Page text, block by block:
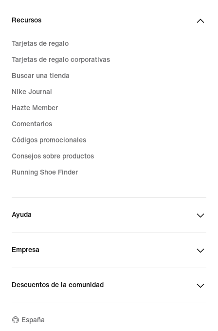
Recursos
Tarjetas de regalo
Tarjetas de regalo corporativas
Buscar una tienda
Nike Journal
Hazte Member
Comentarios
Códigos promocionales
Consejos sobre productos
Running Shoe Finder
Ayuda
Empresa
Descuentos de la comunidad
España